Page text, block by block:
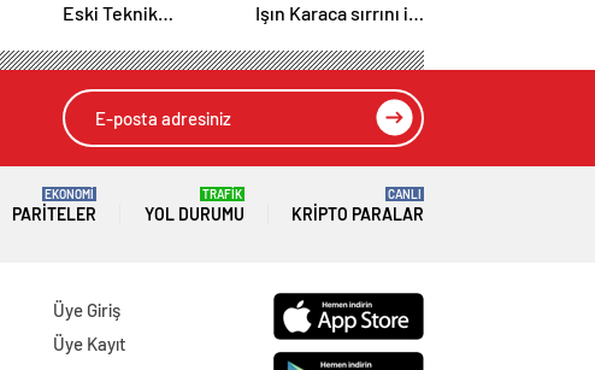
Eski Teknik
Lorant Hayatını
Kaybetti
Işın Karaca sırrını ilk
PARITELER
EKONOMİ
YOL DURUMU
TRAFİK
KRIPTO PARALAR
CANLI
Üye Giriş
Üye Kayıt